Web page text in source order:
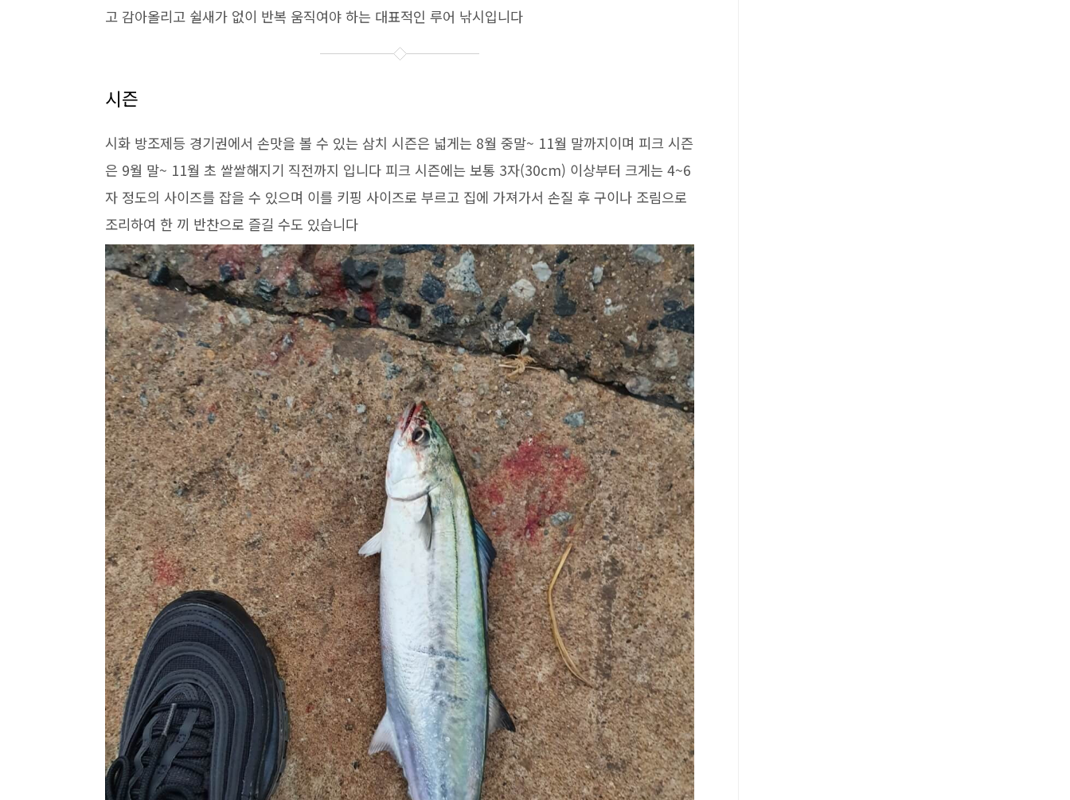
고 감아올리고 쉴새가 없이 반복 움직여야 하는 대표적인 루어 낚시입니다
시즌
시화 방조제등 경기권에서 손맛을 볼 수 있는 삼치 시즌은 넓게는 8월 중말~ 11월 말까지이며 피크 시즌
은 9월 말~ 11월 초 쌀쌀해지기 직전까지 입니다 피크 시즌에는 보통 3자(30cm) 이상부터 크게는 4~6
자 정도의 사이즈를 잡을 수 있으며 이를 키핑 사이즈로 부르고 집에 가져가서 손질 후 구이나 조림으로
조리하여 한 끼 반찬으로 즐길 수도 있습니다